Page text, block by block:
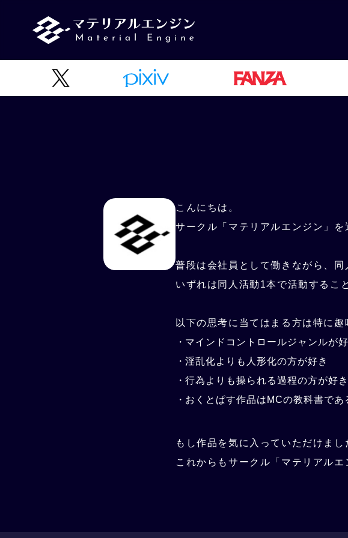
こんにちは。
サークル「マテリアルエンジン」を
普段は会社員として働きながら、同
いずれは同人活動1本で活動するこ
以下の思考に当てはまる方は特に趣
マインドコントロールジャンルが
淫乱化よりも人形化の方が好き
行為よりも操られる過程の方が好き
おくとぱす作品はMCの教科書であ
もし作品を気に入っていただけま
これからもサークル「マテリアル